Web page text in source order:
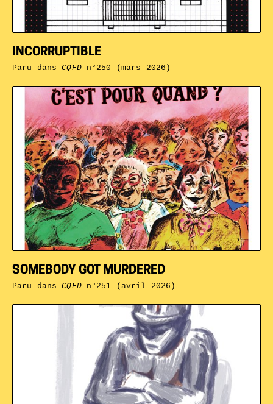
SOMEBODY GOT MURDERED
Paru dansCQFDn°251 (avril 2026)
INCORRUPTIBLE
Paru dansCQFDn°250 (mars 2026)